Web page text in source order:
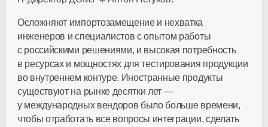
Осложняют импортозамещение и нехватка
инженеров и специалистов с опытом работы
с российскими решениями, и высокая потребность
в ресурсах и мощностях для тестирования продукции
во внутреннем контуре. Иностранные продукты
существуют на рынке десятки лет —
у международных вендоров было больше времени,
чтобы отработать все вопросы интеграции, сделать